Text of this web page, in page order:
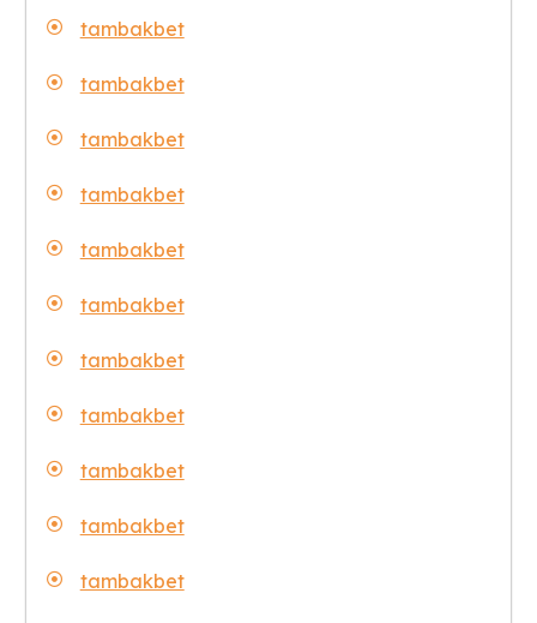
tambakbet
tambakbet
tambakbet
tambakbet
tambakbet
tambakbet
tambakbet
tambakbet
tambakbet
tambakbet
tambakbet